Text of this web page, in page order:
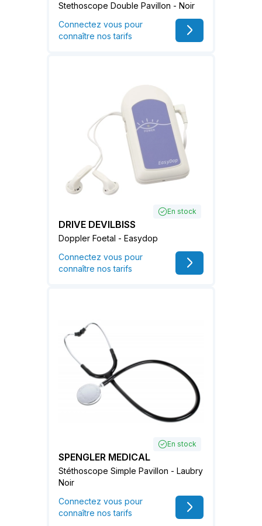
Stethoscope Double Pavillon - Noir
Connectez vous pour
connaître nos tarifs
En stock
DRIVE DEVILBISS
Doppler Foetal - Easydop
Connectez vous pour
connaître nos tarifs
En stock
SPENGLER MEDICAL
Stéthoscope Simple Pavillon - Laubry
Noir
Connectez vous pour
connaître nos tarifs